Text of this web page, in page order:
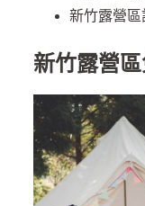
新竹露營區
新竹露營